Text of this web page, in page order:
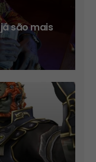
são mais